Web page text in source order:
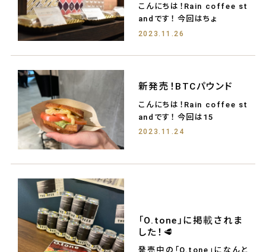
こんにちは！Rain coffee st
andです！ 今回はちょ
2023.11.26
新発売！BTCパウンド
こんにちは！Rain coffee st
andです！ 今回は15
2023.11.24
「O.tone」に掲載されま
した！🥩
発売中の「O.tone」になんと